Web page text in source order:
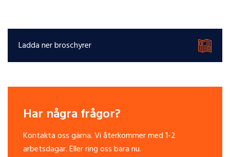
Ladda ner broschyrer
Har några frågor?
Kontakta oss gärna. Vi återkommer med 1-2
arbetsdagar. Eller ring oss bara nu.